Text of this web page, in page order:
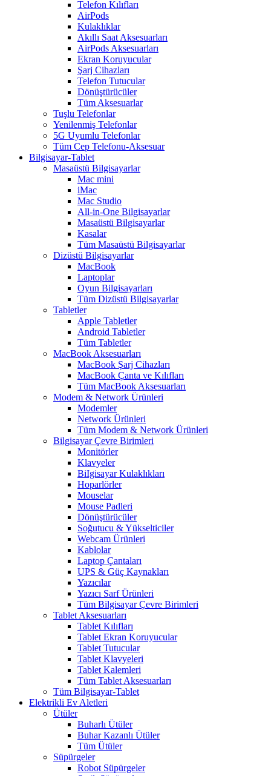
Telefon Kılıfları
AirPods
Kulaklıklar
Akıllı Saat Aksesuarları
AirPods Aksesuarları
Ekran Koruyucular
Şarj Cihazları
Telefon Tutucular
Dönüştürücüler
Tüm Aksesuarlar
Tuşlu Telefonlar
Yenilenmiş Telefonlar
5G Uyumlu Telefonlar
Tüm Cep Telefonu-Aksesuar
Bilgisayar-Tablet
Masaüstü Bilgisayarlar
Mac mini
iMac
Mac Studio
All-in-One Bilgisayarlar
Masaüstü Bilgisayarlar
Kasalar
Tüm Masaüstü Bilgisayarlar
Dizüstü Bilgisayarlar
MacBook
Laptoplar
Oyun Bilgisayarları
Tüm Dizüstü Bilgisayarlar
Tabletler
Apple Tabletler
Android Tabletler
Tüm Tabletler
MacBook Aksesuarları
MacBook Şarj Cihazları
MacBook Çanta ve Kılıfları
Tüm MacBook Aksesuarları
Modem & Network Ürünleri
Modemler
Network Ürünleri
Tüm Modem & Network Ürünleri
Bilgisayar Çevre Birimleri
Monitörler
Klavyeler
BiIgisayar Kulaklıkları
Hoparlörler
Mouselar
Mouse Padleri
Dönüştürücüler
Soğutucu & Yükselticiler
Webcam Ürünleri
Kablolar
Laptop Çantaları
UPS & Güç Kaynakları
Yazıcılar
Yazıcı Sarf Ürünleri
Tüm Bilgisayar Çevre Birimleri
Tablet Aksesuarları
Tablet Kılıfları
Tablet Ekran Koruyucular
Tablet Tutucular
Tablet Klavyeleri
Tablet Kalemleri
Tüm Tablet Aksesuarları
Tüm Bilgisayar-Tablet
Elektrikli Ev Aletleri
Ütüler
Buharlı Ütüler
Buhar Kazanlı Ütüler
Tüm Ütüler
Süpürgeler
Robot Süpürgeler